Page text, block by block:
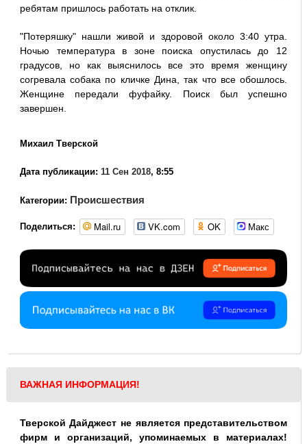
ребятам пришлось работать на отклик.
"Потеряшку" нашли живой и здоровой около 3:40 утра.
Ночью температура в зоне поиска опустилась до 12
градусов, но как выяснилось все это время женщину
согревала собака по кличке Дина, так что все обошлось.
Женщине передали фуфайку. Поиск был успешно
завершен.
Михаил Тверской
Дата публикации: 11 Сен 2018, 8:55
Категории: Происшествия
Поделиться: Mail.ru VK.com OK Макс
ВАЖНАЯ ИНФОРМАЦИЯ!
Тверской Дайджест не является представительством
фирм и организаций, упоминаемых в материалах!